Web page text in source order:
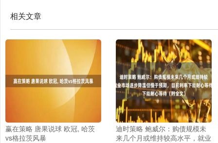
相关文章
赢在策略 唐果说球 欧冠, 哈茨
vs格拉茨风暴
迪时策略 鲍威尔：购债规模未
来几个月或维持较高水平，就业